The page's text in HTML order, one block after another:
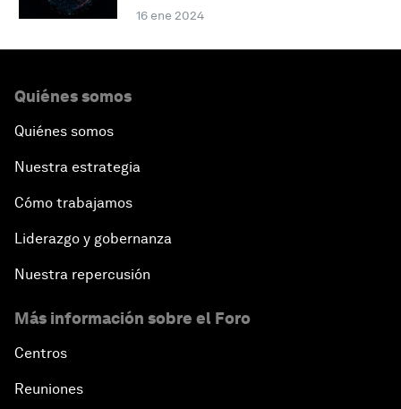
16 ene 2024
Quiénes somos
Quiénes somos
Nuestra estrategia
Cómo trabajamos
Liderazgo y gobernanza
Nuestra repercusión
Más información sobre el Foro
Centros
Reuniones